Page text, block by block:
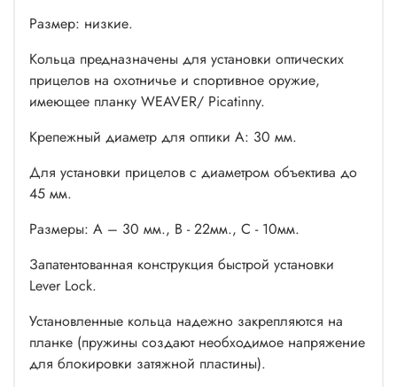
Размер: низкие.
Кольца предназначены для установки оптических
прицелов на охотничье и спортивное оружие,
имеющее планку WEAVER/ Picatinny.
Крепежный диаметр для оптики A: 30 мм.
Для установки прицелов с диаметром объектива до
45 мм.
Размеры: А – 30 мм., В - 22мм., С - 10мм.
Запатентованная конструкция быстрой установки
Lever Lock.
Установленные кольца надежно закрепляются на
планке (пружины создают необходимое напряжение
для блокировки затяжной пластины).